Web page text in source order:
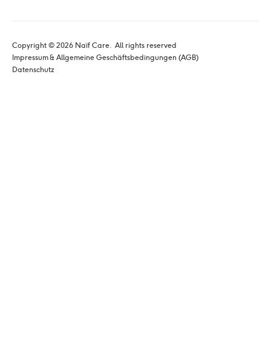
Copyright © 2026 Naïf Care. All rights reserved
Impressum & Allgemeine Geschäftsbedingungen (AGB)
Datenschutz